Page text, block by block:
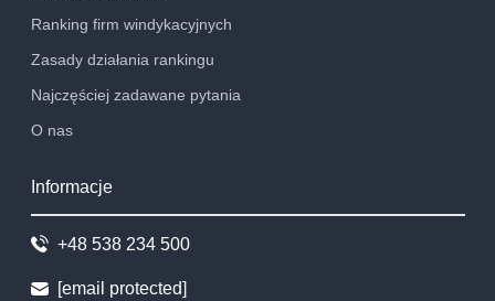
Ranking firm windykacyjnych
Zasady działania rankingu
Najczęściej zadawane pytania
O nas
Informacje
+48 538 234 500
[email protected]